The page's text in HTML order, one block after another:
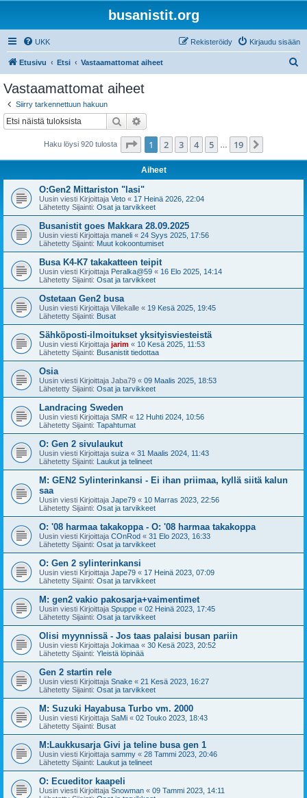
busanistit.org
UKK Kirjaudu sisään
Rekisteröidy
Etusivu Etsi Vastaamattomat aiheet
Vastaamattomat aiheet
Siirry tarkennettuun hakuun
Etsi
Haku löysi 920 tulosta Sivu /19
1 2 3 4 5 19
Aiheet
O:Gen2 Mittariston "lasi"
Uusin viesti Kirjoittaja Veto « 17 Heinä 2026, 22:04
Lähetetty Sijainti: Osat ja tarvikkeet
Busanistit goes Makkara 28.09.2025
Uusin viesti Kirjoittaja maneli « 24 Syys 2025, 17:56
Lähetetty Sijainti: Muut kokoontumiset
Busa K4-K7 takakatteen teipit
Uusin viesti Kirjoittaja Peralka@59 « 16 Elo 2025, 14:14
Lähetetty Sijainti: Osat ja tarvikkeet
Ostetaan Gen2 busa
Uusin viesti Kirjoittaja Villekalle « 19 Kesä 2025, 19:45
Lähetetty Sijainti: Busat
Sähköposti-ilmoitukset yksityisviesteistä
Uusin viesti Kirjoittaja jarim « 10 Kesä 2025, 11:53
Lähetetty Sijainti: Busanistit tiedottaa
Osia
Uusin viesti Kirjoittaja Jaba79 « 09 Maalis 2025, 18:53
Lähetetty Sijainti: Osat ja tarvikkeet
Landracing Sweden
Uusin viesti Kirjoittaja SMR « 12 Huhti 2024, 10:56
Lähetetty Sijainti: Tapahtumat
O: Gen 2 sivulaukut
Uusin viesti Kirjoittaja suiza « 31 Maalis 2024, 11:43
Lähetetty Sijainti: Laukut ja telineet
M: GEN2 Sylinterinkansi - Ei ihan priimaa, kyllä siitä kalun
saa
Uusin viesti Kirjoittaja Jape79 « 10 Marras 2023, 22:56
Lähetetty Sijainti: Osat ja tarvikkeet
O: '08 harmaa takakoppa - O: '08 harmaa takakoppa
Uusin viesti Kirjoittaja COnRod « 31 Elo 2023, 16:33
Lähetetty Sijainti: Osat ja tarvikkeet
O: Gen 2 sylinterinkansi
Uusin viesti Kirjoittaja Jape79 « 17 Heinä 2023, 07:09
Lähetetty Sijainti: Osat ja tarvikkeet
M: gen2 vakio pakosarja+vaimentimet
Uusin viesti Kirjoittaja Spuppe « 02 Heinä 2023, 17:45
Lähetetty Sijainti: Osat ja tarvikkeet
Olisi myynnissä - Jos taas palaisi busan pariin
Uusin viesti Kirjoittaja Jokimaa « 30 Kesä 2023, 20:52
Lähetetty Sijainti: Yleistä löpinää
Gen 2 startin rele
Uusin viesti Kirjoittaja Snake « 21 Kesä 2023, 16:27
Lähetetty Sijainti: Osat ja tarvikkeet
M: Suzuki Hayabusa Turbo vm. 2000
Uusin viesti Kirjoittaja SaMi « 02 Touko 2023, 18:43
Lähetetty Sijainti: Busat
M:Laukkusarja Givi ja teline busa gen 1
Uusin viesti Kirjoittaja sammy « 28 Tammi 2023, 20:46
Lähetetty Sijainti: Laukut ja telineet
O: Ecueditor kaapeli
Uusin viesti Kirjoittaja Snowman « 09 Tammi 2023, 14:11